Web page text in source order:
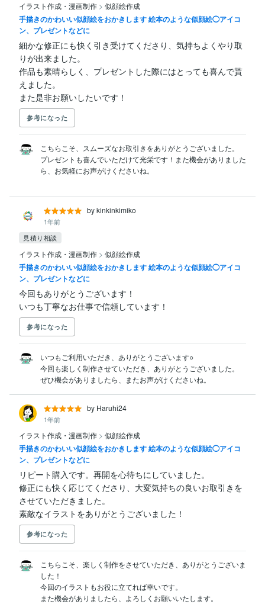
イラスト作成・漫画制作 > 似顔絵作成
手描きのかわいい似顔絵をおかきします 絵本のような似顔絵◯アイコ
ン、プレゼントなどに
細かな修正にも快く引き受けてくださり、気持ちよくやり取
りが出来ました。
作品も素晴らしく、プレゼントした際にはとっても喜んで貰
えました。
また是非お願いしたいです！
参考になった
こちらこそ、スムーズなお取引きをありがとうございました。
プレゼントも喜んでいただけて光栄です！また機会がありました
by kinkinkimiko
1年前
見積り相談
イラスト作成・漫画制作 > 似顔絵作成
手描きのかわいい似顔絵をおかきします 絵本のような似顔絵◯アイコ
ン、プレゼントなどに
今回もありがとうございます！
いつも丁寧なお仕事で信頼しています！
参考になった
いつもご利用いただき、ありがとうございます○
今回も楽しく制作させていただき、ありがとうございました。
ぜひ機会がありましたら、またお声がけくださいね。
by Haruhi24
1年前
イラスト作成・漫画制作 > 似顔絵作成
手描きのかわいい似顔絵をおかきします 絵本のような似顔絵◯アイコ
ン、プレゼントなどに
リピート購入です。再開を心待ちにしていました。
修正にも快く応じてくださり、大変気持ちの良いお取引きを
させていただきました。
素敵なイラストをありがとうございました！
参考になった
こちらこそ、楽しく制作をさせていただき、ありがとうございま
した！
今回のイラストもお役に立てれば幸いです。
また機会がありましたら、よろしくお願いいたします。